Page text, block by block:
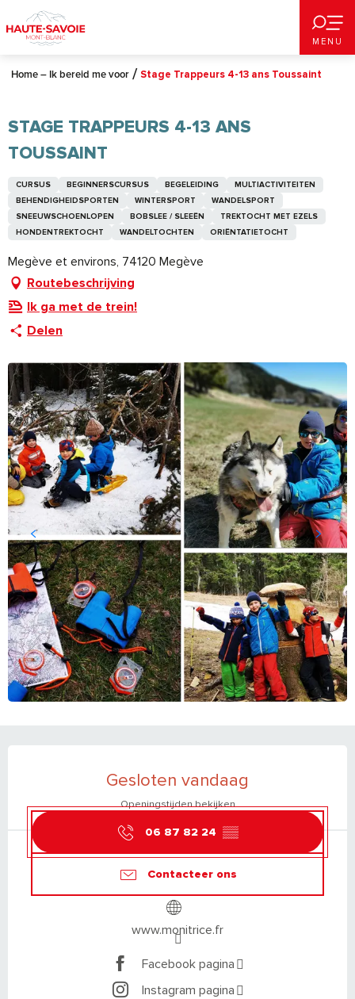
au
contenu
principal
MENU
Home – Ik bereid me voor Stage Trappeurs 4-13 ans Toussaint
STAGE TRAPPEURS 4-13 ANS
TOUSSAINT
CURSUS BEGINNERSCURSUS BEGELEIDING
MULTIACTIVITEITEN
BEHENDIGHEIDSPORTEN
WINTERSPORT
WANDELSPORT
SNEEUWSCHOENLOPEN
BOBSLEE / SLEEËN
TREKTOCHT MET EZELS
HONDENTREKTOCHT
WANDELTOCHTEN ORIËNTATIETOCHT
Megève et environs, 74120 Megève
Routebeschrijving
Ik ga met de trein!
Delen
Gesloten vandaag
Openingstijden bekijken
06 87 82 24 ▒▒
Contacteer ons
www.monitrice.fr
Facebook pagina
Instagram pagina